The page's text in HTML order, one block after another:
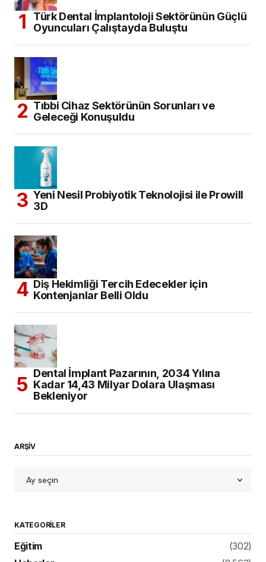
Türk Dental İmplantoloji Sektörünün Güçlü
Oyuncuları Çalıştayda Buluştu
Tıbbi Cihaz Sektörünün Sorunları ve
Geleceği Konuşuldu
Yeni Nesil Probiyotik Teknolojisi ile Prowill
3D
Diş Hekimliği Tercih Edecekler için
Kontenjanlar Belli Oldu
Dental İmplant Pazarının, 2034 Yılına
Kadar 14,43 Milyar Dolara Ulaşması
Bekleniyor
ARŞİV
KATEGORILER
Eğitim
(302)